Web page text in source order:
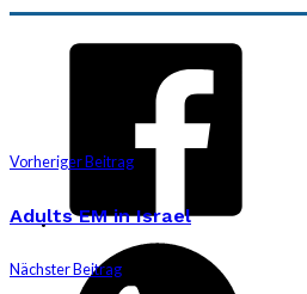
Vorheriger Beitrag
Adults EM in Israel
Nächster Beitrag